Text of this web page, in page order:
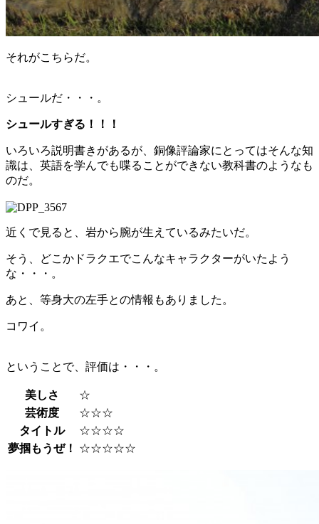
それがこちらだ。
シュールだ・・・。
シュールすぎる！！！
いろいろ説明書きがあるが、銅像評論家にとってはそんな知
識は、英語を学んでも喋ることができない教科書のようなも
のだ。
近くで見ると、岩から腕が生えているみたいだ。
そう、どこかドラクエでこんなキャラクターがいたよう
な・・・。
あと、等身大の左手との情報もありました。
コワイ。
ということで、評価は・・・。
美しさ
☆
芸術度
☆☆☆
タイトル
☆☆☆☆
夢掴もうぜ！
☆☆☆☆☆